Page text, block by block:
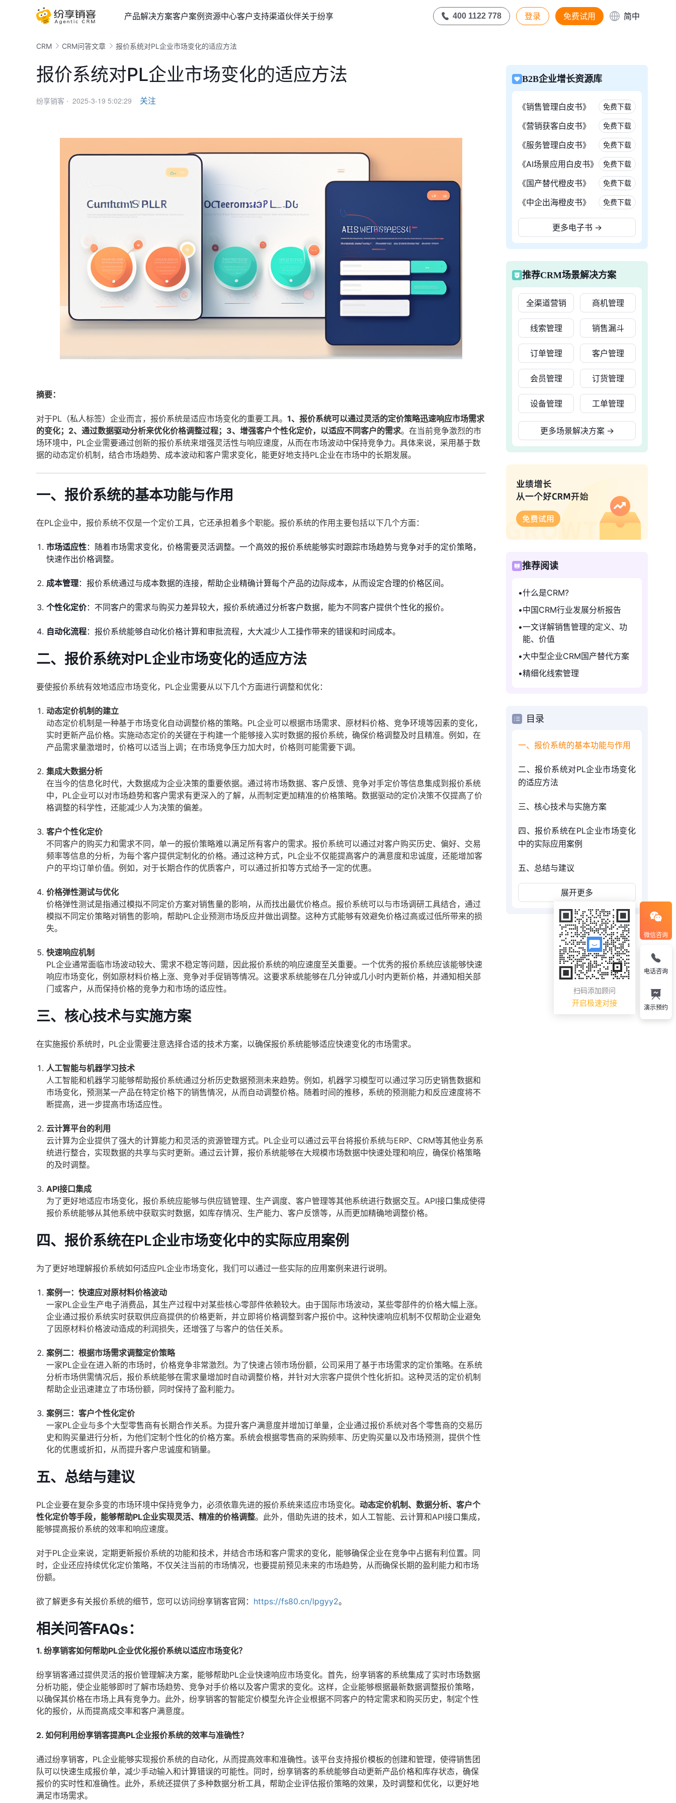
产品解决方案客户案例资源中心客户支持渠道伙伴关于纷享 400 1122 778 登录 免费试用 简中
CRM CRM问答文章 报价系统对PL企业市场变化的适应方法
报价系统对PL企业市场变化的适应方法
纷享销客 · 2025-3-19 5:02:29 关注
摘要：
对于PL（私人标签）企业而言，报价系统是适应市场变化的重要工具。 1、报价系统可以通过灵活的定价策略迅速响应市场需求
的变化；2、通过数据驱动分析来优化价格调整过程；3、增强客户个性化定价，以适应不同客户的需求。在当前竞争激烈的市
场环境中，PL企业需要通过创新的报价系统来增强灵活性与响应速度，从而在市场波动中保持竞争力。具体来说，采用基于数
据的动态定价机制，结合市场趋势、成本波动和客户需求变化，能更好地支持PL企业在市场中的长期发展。
一、报价系统的基本功能与作用
在PL企业中，报价系统不仅是一个定价工具，它还承担着多个职能。报价系统的作用主要包括以下几个方面：
市场适应性：随着市场需求变化，价格需要灵活调整。一个高效的报价系统能够实时跟踪市场趋势与竞争对手的定价策略，
快速作出价格调整。
成本管理：报价系统通过与成本数据的连接，帮助企业精确计算每个产品的边际成本，从而设定合理的价格区间。
个性化定价：不同客户的需求与购买力差异较大，报价系统通过分析客户数据，能为不同客户提供个性化的报价。
自动化流程：报价系统能够自动化价格计算和审批流程，大大减少人工操作带来的错误和时间成本。
二、报价系统对PL企业市场变化的适应方法
要使报价系统有效地适应市场变化，PL企业需要从以下几个方面进行调整和优化：
动态定价机制的建立
动态定价机制是一种基于市场变化自动调整价格的策略。PL企业可以根据市场需求、原材料价格、竞争环境等因素的变化，
实时更新产品价格。实施动态定价的关键在于构建一个能够接入实时数据的报价系统，确保价格调整及时且精准。例如，在
产品需求量激增时，价格可以适当上调；在市场竞争压力加大时，价格则可能需要下调。
集成大数据分析
在当今的信息化时代，大数据成为企业决策的重要依据。通过将市场数据、客户反馈、竞争对手定价等信息集成到报价系统
中，PL企业可以对市场趋势和客户需求有更深入的了解，从而制定更加精准的价格策略。数据驱动的定价决策不仅提高了价
格调整的科学性，还能减少人为决策的偏差。
客户个性化定价
不同客户的购买力和需求不同，单一的报价策略难以满足所有客户的需求。报价系统可以通过对客户购买历史、偏好、交易
频率等信息的分析，为每个客户提供定制化的价格。通过这种方式，PL企业不仅能提高客户的满意度和忠诚度，还能增加客
户的平均订单价值。例如，对于长期合作的优质客户，可以通过折扣等方式给予一定的优惠。
价格弹性测试与优化
价格弹性测试是指通过模拟不同定价方案对销售量的影响，从而找出最优价格点。报价系统可以与市场调研工具结合，通过
模拟不同定价策略对销售的影响，帮助PL企业预测市场反应并做出调整。这种方式能够有效避免价格过高或过低所带来的损
失。
快速响应机制
PL企业通常面临市场波动较大、需求不稳定等问题，因此报价系统的响应速度至关重要。一个优秀的报价系统应该能够快速
响应市场变化，例如原材料价格上涨、竞争对手促销等情况。这要求系统能够在几分钟或几小时内更新价格，并通知相关部
门或客户，从而保持价格的竞争力和市场的适应性。
三、核心技术与实施方案
在实施报价系统时，PL企业需要注意选择合适的技术方案，以确保报价系统能够适应快速变化的市场需求。
人工智能与机器学习技术
人工智能和机器学习能够帮助报价系统通过分析历史数据预测未来趋势。例如，机器学习模型可以通过学习历史销售数据和
市场变化，预测某一产品在特定价格下的销售情况，从而自动调整价格。随着时间的推移，系统的预测能力和反应速度将不
断提高，进一步提高市场适应性。
云计算平台的利用
云计算为企业提供了强大的计算能力和灵活的资源管理方式。PL企业可以通过云平台将报价系统与ERP、CRM等其他业务系
统进行整合，实现数据的共享与实时更新。通过云计算，报价系统能够在大规模市场数据中快速处理和响应，确保价格策略
的及时调整。
API接口集成
为了更好地适应市场变化，报价系统应能够与供应链管理、生产调度、客户管理等其他系统进行数据交互。API接口集成使得
报价系统能够从其他系统中获取实时数据，如库存情况、生产能力、客户反馈等，从而更加精确地调整价格。
四、报价系统在PL企业市场变化中的实际应用案例
为了更好地理解报价系统如何适应PL企业市场变化，我们可以通过一些实际的应用案例来进行说明。
案例一：快速应对原材料价格波动
一家PL企业生产电子消费品，其生产过程中对某些核心零部件依赖较大。由于国际市场波动，某些零部件的价格大幅上涨。
企业通过报价系统实时获取供应商提供的价格更新，并立即将价格调整到客户报价中。这种快速响应机制不仅帮助企业避免
了因原材料价格波动造成的利润损失，还增强了与客户的信任关系。
案例二：根据市场需求调整定价策略
一家PL企业在进入新的市场时，价格竞争非常激烈。为了快速占领市场份额，公司采用了基于市场需求的定价策略。在系统
分析市场供需情况后，报价系统能够在需求量增加时自动调整价格，并针对大宗客户提供个性化折扣。这种灵活的定价机制
帮助企业迅速建立了市场份额，同时保持了盈利能力。
案例三：客户个性化定价
一家PL企业与多个大型零售商有长期合作关系。为提升客户满意度并增加订单量，企业通过报价系统对各个零售商的交易历
史和购买量进行分析，为他们定制个性化的价格方案。系统会根据零售商的采购频率、历史购买量以及市场预测，提供个性
化的优惠或折扣，从而提升客户忠诚度和销量。
五、总结与建议
PL企业要在复杂多变的市场环境中保持竞争力，必须依靠先进的报价系统来适应市场变化。 动态定价机制、数据分析、客户个
性化定价等手段，能够帮助PL企业实现灵活、精准的价格调整。此外，借助先进的技术，如人工智能、云计算和API接口集成，
能够提高报价系统的效率和响应速度。
对于PL企业来说，定期更新报价系统的功能和技术，并结合市场和客户需求的变化，能够确保企业在竞争中占据有利位置。同
时，企业还应持续优化定价策略，不仅关注当前的市场情况，也要提前预见未来的市场趋势，从而确保长期的盈利能力和市场
份额。
欲了解更多有关报价系统的细节，您可以访问纷享销客官网： https://fs80.cn/lpgyy2。
相关问答FAQs：
1. 纷享销客如何帮助PL企业优化报价系统以适应市场变化？
纷享销客通过提供灵活的报价管理解决方案，能够帮助PL企业快速响应市场变化。首先，纷享销客的系统集成了实时市场数据
分析功能，使企业能够即时了解市场趋势、竞争对手价格以及客户需求的变化。这样，企业能够根据最新数据调整报价策略，
以确保其价格在市场上具有竞争力。此外，纷享销客的智能定价模型允许企业根据不同客户的特定需求和购买历史，制定个性
化的报价，从而提高成交率和客户满意度。
2. 如何利用纷享销客提高PL企业报价系统的效率与准确性？
通过纷享销客，PL企业能够实现报价系统的自动化，从而提高效率和准确性。该平台支持报价模板的创建和管理，使得销售团
队可以快速生成报价单，减少手动输入和计算错误的可能性。同时，纷享销客的系统能够自动更新产品价格和库存状态，确保
报价的实时性和准确性。此外，系统还提供了多种数据分析工具，帮助企业评估报价策略的效果，及时调整和优化，以更好地
满足市场需求。
B2B企业增长资源库
《销售管理白皮书》 免费下载
《营销获客白皮书》 免费下载
《服务管理白皮书》 免费下载
《AI场景应用白皮书》 免费下载
《国产替代橙皮书》 免费下载
《中企出海橙皮书》 免费下载
更多电子书 →
推荐CRM场景解决方案
全渠道营销 商机管理
线索管理 销售漏斗
订单管理 客户管理
会员管理 订货管理
设备管理 工单管理
更多场景解决方案 →
推荐阅读
什么是CRM?
中国CRM行业发展分析报告
一文详解销售管理的定义、功
能、价值
大中型企业CRM国产替代方案
精细化线索管理
目录
一、报价系统的基本功能与作用
二、报价系统对PL企业市场变化
的适应方法
三、核心技术与实施方案
四、报价系统在PL企业市场变化
中的实际应用案例
五、总结与建议
展开更多
微信咨询
扫码添加顾问
开启极速对接
电话咨询
演示预约